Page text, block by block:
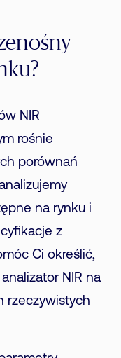
NIR
rośnie
porównań
na rynku i
z
Ci określić,
NIR na
rzeczywistych